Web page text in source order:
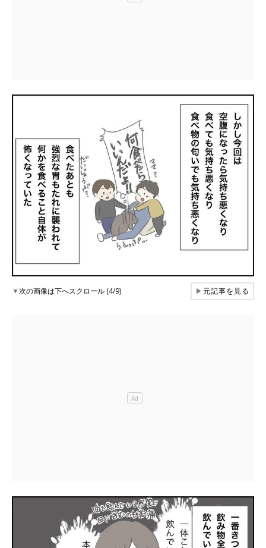
▼次の画像は下へスクロール (4/9) ▶元記事を見る